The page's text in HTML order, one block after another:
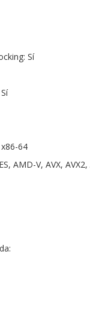
Sí
64
AMD-V, AVX, AVX2,